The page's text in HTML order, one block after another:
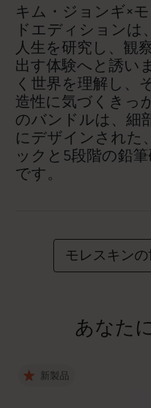
キム・ジョンギ×
ドエディションは
人生を研究し、観
出す体験へと誘い
く世界を理解し、
造性に気づくきっ
のバンドルは、細
にデザインされた
ックと5段階の鉛
です。
モレスキン
あなた
新製品